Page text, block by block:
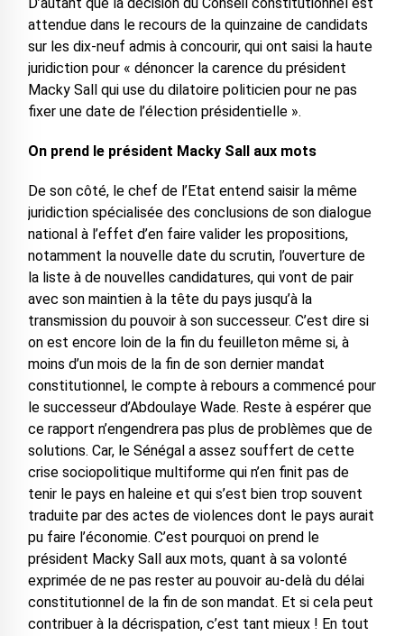
attendue dans le recours de la quinzaine de candidats
sur les dix-neuf admis à concourir, qui ont saisi la haute
juridiction pour « dénoncer la carence du président
Macky Sall qui use du dilatoire politicien pour ne pas
fixer une date de l’élection présidentielle ».
On prend le président Macky Sall aux mots
De son côté, le chef de l’Etat entend saisir la même
juridiction spécialisée des conclusions de son dialogue
national à l’effet d’en faire valider les propositions,
notamment la nouvelle date du scrutin, l’ouverture de
la liste à de nouvelles candidatures, qui vont de pair
avec son maintien à la tête du pays jusqu’à la
transmission du pouvoir à son successeur. C’est dire si
on est encore loin de la fin du feuilleton même si, à
moins d’un mois de la fin de son dernier mandat
constitutionnel, le compte à rebours a commencé pour
le successeur d’Abdoulaye Wade. Reste à espérer que
ce rapport n’engendrera pas plus de problèmes que de
solutions. Car, le Sénégal a assez souffert de cette
crise sociopolitique multiforme qui n’en finit pas de
tenir le pays en haleine et qui s’est bien trop souvent
traduite par des actes de violences dont le pays aurait
pu faire l’économie. C’est pourquoi on prend le
président Macky Sall aux mots, quant à sa volonté
exprimée de ne pas rester au pouvoir au-delà du délai
constitutionnel de la fin de son mandat. Et si cela peut
contribuer à la décrispation, c’est tant mieux ! En tout